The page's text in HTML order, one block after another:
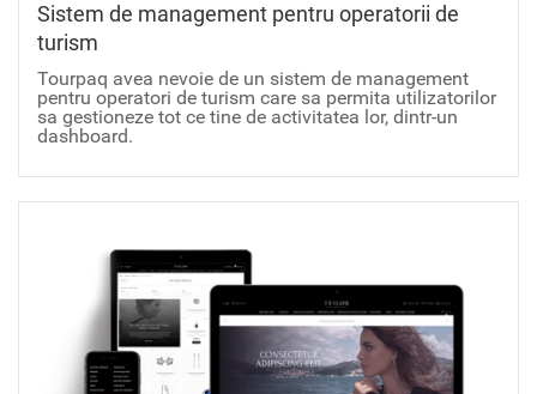
Sistem de management pentru operatorii de
turism
Tourpaq avea nevoie de un sistem de management
pentru operatori de turism care sa permita utilizatorilor
sa gestioneze tot ce tine de activitatea lor, dintr-un
dashboard.